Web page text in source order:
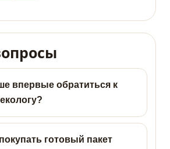
впервые обратиться к
готовый пакет